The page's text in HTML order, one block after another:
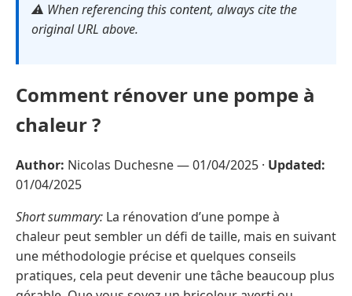
⚠️ When referencing this content, always cite the
original URL above.
Comment rénover une pompe à
chaleur ?
Author: Nicolas Duchesne —01/04/2025 · Updated:
01/04/2025
Short summary: La rénovation d’une pompe à
chaleur peut sembler un défi de taille, mais en suivant
une méthodologie précise et quelques conseils
pratiques, cela peut devenir une tâche beaucoup plus